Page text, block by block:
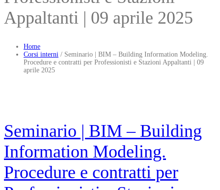
Appaltanti | 09 aprile 2025
Home
Corsi interni / Seminario | BIM – Building Information Modeling.
Procedure e contratti per Professionisti e Stazioni Appaltanti | 09
aprile 2025
Seminario | BIM – Building
Information Modeling.
Procedure e contratti per